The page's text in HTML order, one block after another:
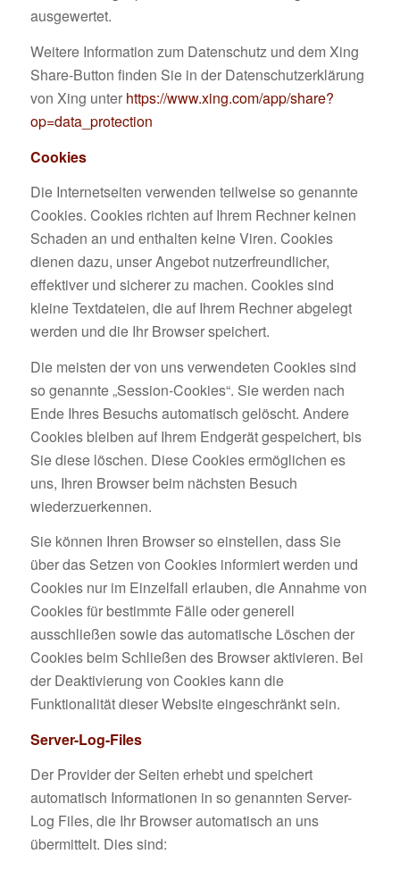
ausgewertet.
Weitere Information zum Datenschutz und dem Xing
Share-Button finden Sie in der Datenschutzerklärung
von Xing unter https://www.xing.com/app/share?
op=data_protection
Cookies
Die Internetseiten verwenden teilweise so genannte
Cookies. Cookies richten auf Ihrem Rechner keinen
Schaden an und enthalten keine Viren. Cookies
dienen dazu, unser Angebot nutzerfreundlicher,
effektiver und sicherer zu machen. Cookies sind
kleine Textdateien, die auf Ihrem Rechner abgelegt
werden und die Ihr Browser speichert.
Die meisten der von uns verwendeten Cookies sind
so genannte „Session-Cookies“. Sie werden nach
Ende Ihres Besuchs automatisch gelöscht. Andere
Cookies bleiben auf Ihrem Endgerät gespeichert, bis
Sie diese löschen. Diese Cookies ermöglichen es
uns, Ihren Browser beim nächsten Besuch
wiederzuerkennen.
Sie können Ihren Browser so einstellen, dass Sie
über das Setzen von Cookies informiert werden und
Cookies nur im Einzelfall erlauben, die Annahme von
Cookies für bestimmte Fälle oder generell
ausschließen sowie das automatische Löschen der
Cookies beim Schließen des Browser aktivieren. Bei
der Deaktivierung von Cookies kann die
Funktionalität dieser Website eingeschränkt sein.
Server-Log-Files
Der Provider der Seiten erhebt und speichert
automatisch Informationen in so genannten Server-
Log Files, die Ihr Browser automatisch an uns
übermittelt. Dies sind: